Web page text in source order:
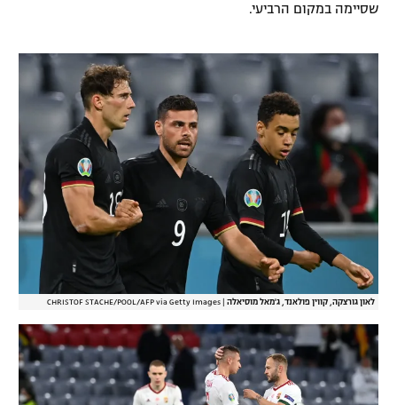
שסיימה במקום הרביעי.
לאון גורצקה, קווין פולאנד, ג'מאל מוסיאלה CHRISTOF STACHE/POOL/AFP via Getty Images